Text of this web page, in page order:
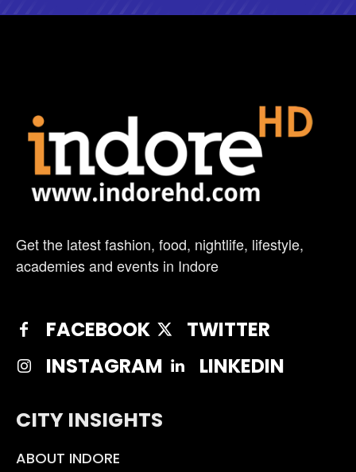
Get the latest fashion, food, nightlife, lifestyle,
academies and events in Indore
FACEBOOK
TWITTER
INSTAGRAM
LINKEDIN
CITY INSIGHTS
ABOUT INDORE